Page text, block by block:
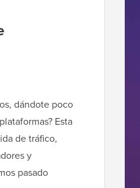
dándote poco
Esta
de tráfico,
y
pasado